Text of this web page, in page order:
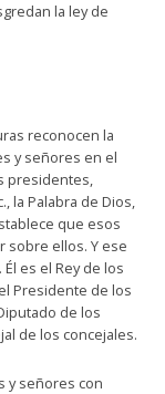
la ley de
reconocen la
y señores en el
presidentes,
la Palabra de Dios,
que esos
sobre ellos. Y ese
es el Rey de los
Presidente de los
de los
de los concejales.
y señores con